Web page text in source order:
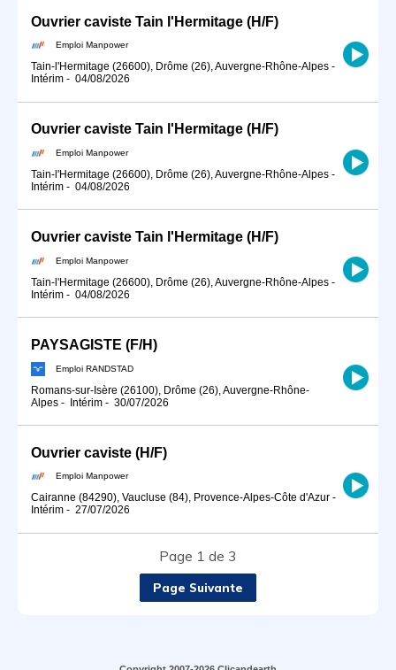
Ouvrier caviste Tain l'Hermitage (H/F)
Emploi Manpower
Tain-l'Hermitage (26600), Drôme (26), Auvergne-Rhône-Alpes -
Intérim - 04/08/2026
Ouvrier caviste Tain l'Hermitage (H/F)
Emploi Manpower
Tain-l'Hermitage (26600), Drôme (26), Auvergne-Rhône-Alpes -
Intérim - 04/08/2026
Ouvrier caviste Tain l'Hermitage (H/F)
Emploi Manpower
Tain-l'Hermitage (26600), Drôme (26), Auvergne-Rhône-Alpes -
Intérim - 04/08/2026
PAYSAGISTE (F/H)
Emploi RANDSTAD
Romans-sur-Isère (26100), Drôme (26), Auvergne-Rhône-
Alpes - Intérim - 30/07/2026
Ouvrier caviste (H/F)
Emploi Manpower
Cairanne (84290), Vaucluse (84), Provence-Alpes-Côte d'Azur -
Intérim - 27/07/2026
Page 1 de 3
Page Suivante